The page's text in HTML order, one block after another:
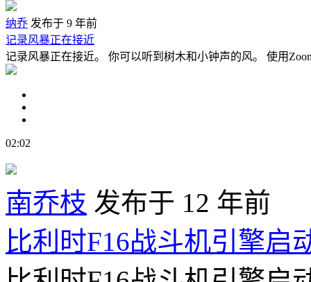
纳乔 发布于 9 年前
记录风暴正在接近
记录风暴正在接近。 你可以听到树木和小钟声的风。 使用
02:02
南乔枝 发布于 12 年前
比利时F16战斗机引擎启